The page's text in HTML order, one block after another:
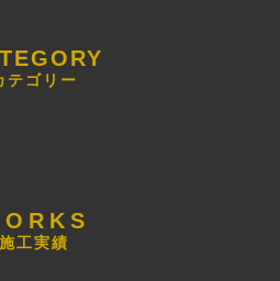
テゴリー
施工実績